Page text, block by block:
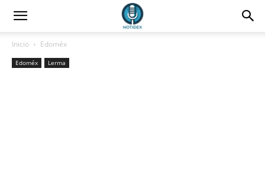
Inicio Edoméx
Edoméx Lerma